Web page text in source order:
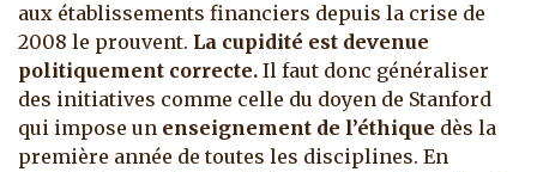
aux établissements financiers depuis la crise de
2008 le prouvent. La cupidité est devenue
politiquement correcte. Il faut donc généraliser
des initiatives comme celle du doyen de Stanford
qui impose un enseignement de l’éthique dès la
première année de toutes les disciplines. En